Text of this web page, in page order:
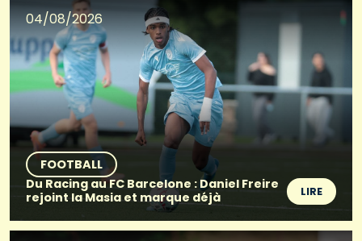
04/08/2026
FOOTBALL
Du Racing au FC Barcelone : Daniel Freire
rejoint la Masia et marque déjà
LIRE